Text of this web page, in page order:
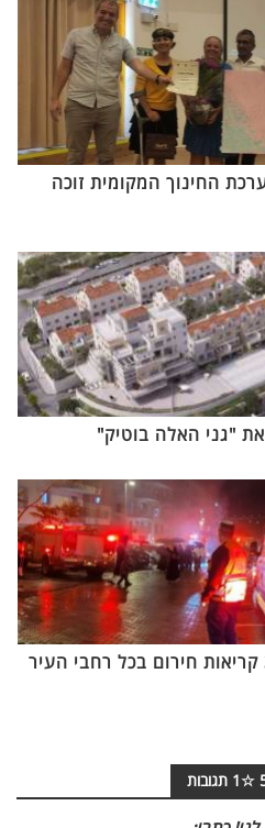
החינוך המקומית זוכה
"גני האלה בוטיק"
במהלך שביעי של פסח- 30 קריאות חירום בכל רחבי העיר
☆
1 תגובות